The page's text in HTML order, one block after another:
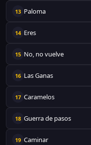
13 Paloma
14 Eres
15 No, no vuelve
16 Las Ganas
17 Caramelos
18 Guerra de pasos
19 Caminar